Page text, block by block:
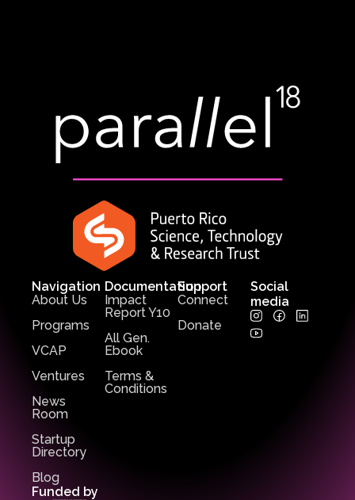
Funded by
Navigation
About Us
Programs
VCAP
Ventures
News
Room
Startup
Directory
Blog
Support
Connect
Donate
Documentation
Impact
Report Y10
All Gen.
Ebook
Terms &
Conditions
Social
media